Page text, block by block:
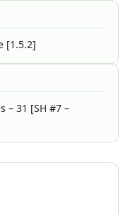
[1.5.2]
– 31 [SH #7 –